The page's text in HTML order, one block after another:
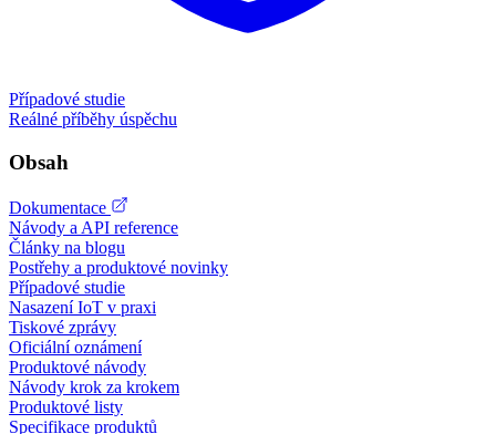
Případové studie
Reálné příběhy úspěchu
Obsah
Dokumentace
Návody a API reference
Články na blogu
Postřehy a produktové novinky
Případové studie
Nasazení IoT v praxi
Tiskové zprávy
Oficiální oznámení
Produktové návody
Návody krok za krokem
Produktové listy
Specifikace produktů